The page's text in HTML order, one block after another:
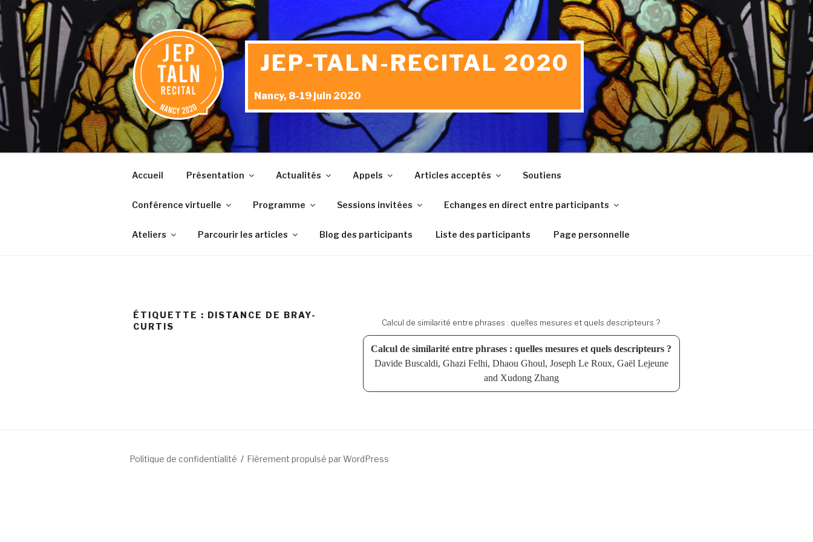
Aller
au
contenu
principal
JEP-TALN-RECITAL 2020
Nancy, 8-19 juin 2020
Accueil Présentation Actualités Appels Articles acceptés Soutiens
Conférence virtuelle Programme Sessions invitées Echanges en direct entre participants
Ateliers Parcourir les articles Blog des participants Liste des participants Page personnelle
ÉTIQUETTE : DISTANCE DE BRAY-
CURTIS
Calcul de similarité entre phrases : quelles mesures et quels descripteurs ?
Calcul de similarité entre phrases : quelles mesures et quels descripteurs ?
Davide Buscaldi, Ghazi Felhi, Dhaou Ghoul, Joseph Le Roux, Gaël Lejeune
and Xudong Zhang
Politique de confidentialité Fièrement propulsé par WordPress